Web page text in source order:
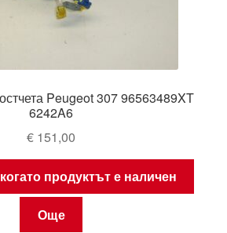
Peugeot 307 96563489XT
6242A6
€ 151,00
продуктът е наличен
Още